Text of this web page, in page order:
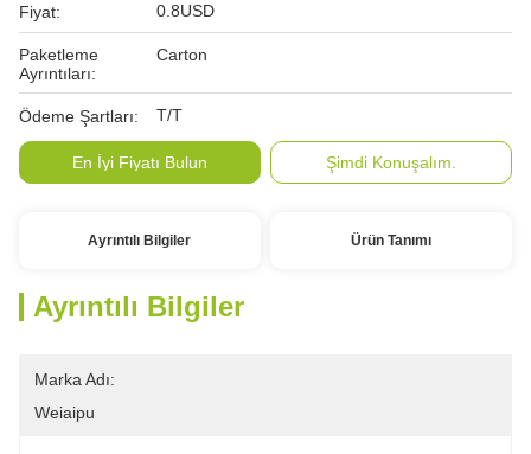
Fiyat: 0.8USD
Paketleme
Ayrıntıları:
Carton
Ödeme Şartları: T/T
En İyi Fiyatı Bulun Şimdi Konuşalım.
Ayrıntılı Bilgiler Ürün Tanımı
Ayrıntılı Bilgiler
Marka Adı:
Weiaipu